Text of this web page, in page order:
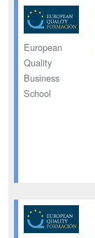
European
Quality
Business
School